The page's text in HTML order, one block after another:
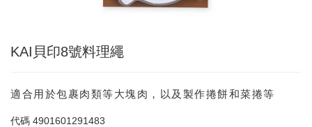
KAI貝印8號料理繩
適合用於包裹肉類等大塊肉，以及製作捲餅和菜捲等
代碼 4901601291483